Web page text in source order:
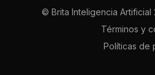
© Brita Inteligencia Artificial
Términos y
Políticas de
Contact